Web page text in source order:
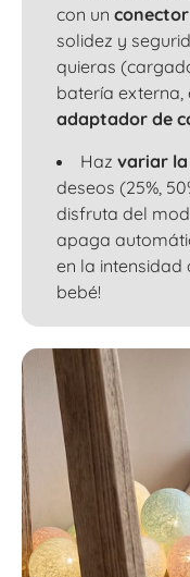
con un conector
solidez y
quieras
batería externa,
adaptador de
Haz variar
deseos (25%,
disfruta del
apaga
en la intensidad
bebé!